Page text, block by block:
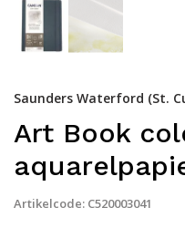
Saunders Waterford (St.
Art Book
Artikelcode: C520003041